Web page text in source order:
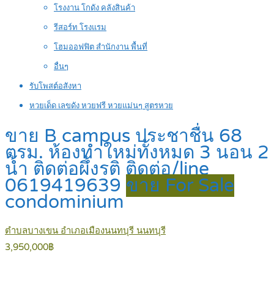
โรงงาน โกดัง คลังสินค้า
รีสอร์ท โรงแรม
โฮมออฟฟิต สำนักงาน พื้นที่
อื่นๆ
รับโพสต์อสังหา
หวยเด็ด เลขดัง หวยฟรี หวยแม่นๆ สูตรหวย
ขาย B campus ประชาชื่น 68
ตรม. ห้องทำใหม่ทั้งหมด 3 นอน 2
น้ำ ติดต่อผึ้งรติ ติดต่อ/line
0619419639 ขาย For Sale
condominium
ตำบลบางเขน อำเภอเมืองนนทบุรี นนทบุรี
3,950,000฿